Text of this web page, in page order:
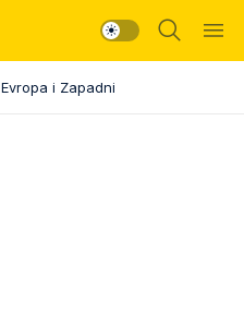
Evropa i Zapadni Balkan